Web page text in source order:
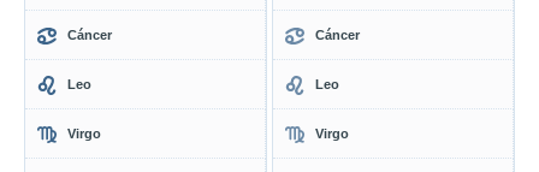
Cáncer
Leo
Virgo
Cáncer
Leo
Virgo